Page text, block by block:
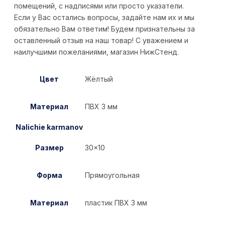
помещений, с надписями или просто указатели.
Если у Вас остались вопросы, задайте нам их и мы
обязательно Вам ответим! Будем признательны за
оставленный отзыв на наш товар! С уважением и
наилучшими пожеланиями, магазин НижСтенд.
Цвет Жёлтый
Материал ПВХ 3 мм
Nalichie karmanov
Размер 30×10
Форма Прямоугольная
Материал пластик ПВХ 3 мм